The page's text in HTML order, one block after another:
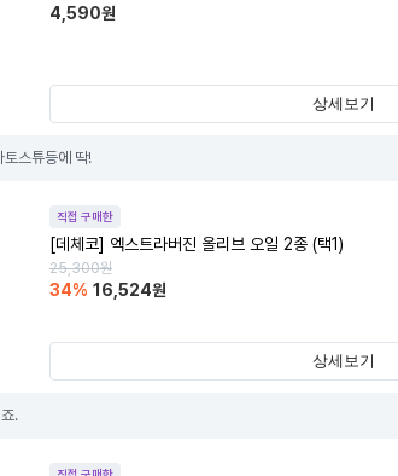
4,590원
상세보기
토스튜등에 딱!
직접 구매한
[데체코] 엑스트라버진 올리브 오일 2종 (택1)
25,300원
34% 16,524원
상세보기
.